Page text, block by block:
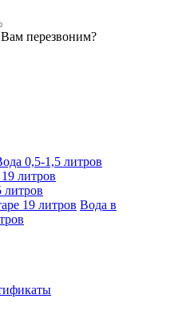
перезвоним?
0,5-1,5 литров
литров
литров
Вода в